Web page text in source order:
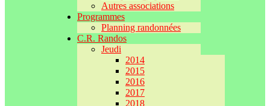
Autres associations
Programmes
Planning randonnées
C.R. Randos
Jeudi
2014
2015
2016
2017
2018